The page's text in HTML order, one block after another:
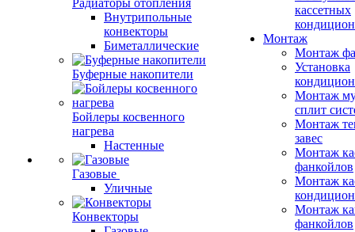
Радиаторы отопления
Внутрипольные
конвекторы
Биметаллические
Буферные накопители
Бойлеры косвенного
нагрева
Настенные
Газовые
Уличные
Конвекторы
кассетных
Монтаж
Монтаж
Установка
Монтаж
сплит
Монтаж
завес
Монтаж
фанкойлов
Монтаж
Монтаж
фанкойлов